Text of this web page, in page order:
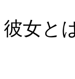
彼女と